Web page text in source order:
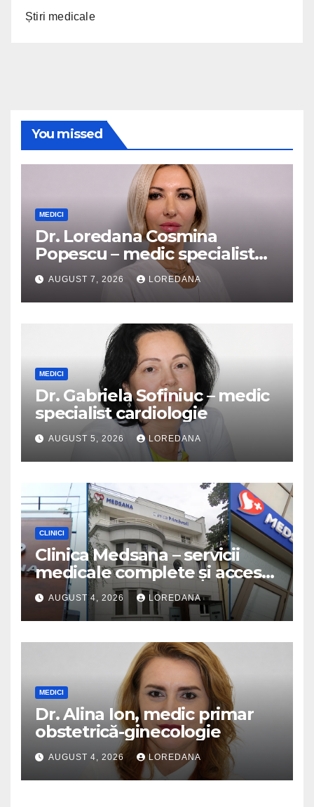
Știri medicale
You missed
MEDICI
Dr. Loredana Cosmina
Popescu – medic specialist
dermatologie
AUGUST 7, 2026 LOREDANA
MEDICI
Dr. Gabriela Sofiniuc – medic
specialist cardiologie
AUGUST 5, 2026 LOREDANA
CLINICI
Clinica Medsana – servicii
medicale complete și acces
la specialiști cu experiență
AUGUST 4, 2026 LOREDANA
MEDICI
Dr. Alina Ion, medic primar
obstetrică-ginecologie
AUGUST 4, 2026 LOREDANA